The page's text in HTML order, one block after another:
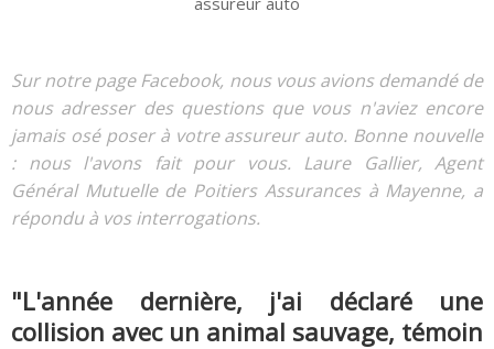
Sur notre page Facebook, nous vous avions demandé de
nous adresser des questions que vous n'aviez encore
jamais osé poser à votre assureur auto. Bonne nouvelle
: nous l'avons fait pour vous. Laure Gallier, Agent
Général Mutuelle de Poitiers Assurances à Mayenne, a
répondu à vos interrogations.
"L'année dernière, j'ai déclaré une
collision avec un animal sauvage, témoin